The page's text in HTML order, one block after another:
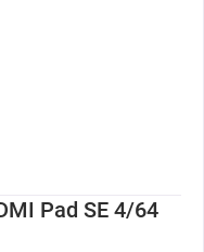
Pad SE 4/64